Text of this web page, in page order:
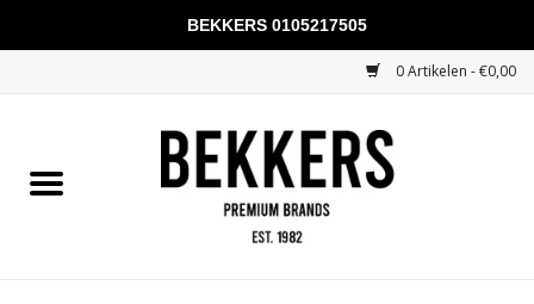
0 Artikelen - €0,00
Mannen
BEKKERS 0105217505